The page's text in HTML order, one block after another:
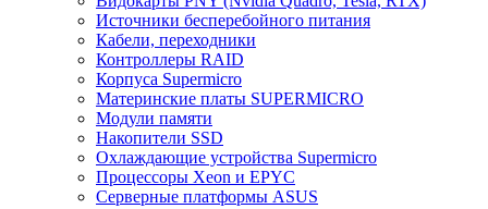
Источники бесперебойного питания
Кабели, переходники
Контроллеры RAID
Корпуса Supermicro
Материнские платы SUPERMICRO
Модули памяти
Накопители SSD
Охлаждающие устройства Supermicro
Процессоры Xeon и EPYC
Серверные платформы ASUS